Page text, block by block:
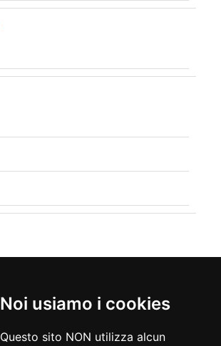
Noi usiamo i cookies
Questo sito NON utilizza alcun